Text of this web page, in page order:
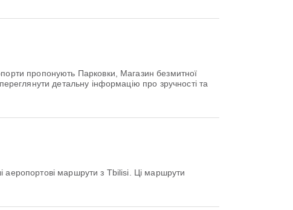
пропонують Парковки, Магазин безмитної
детальну інформацію про зручності та
аеропортові маршрути з Tbilisi. Ці маршрути